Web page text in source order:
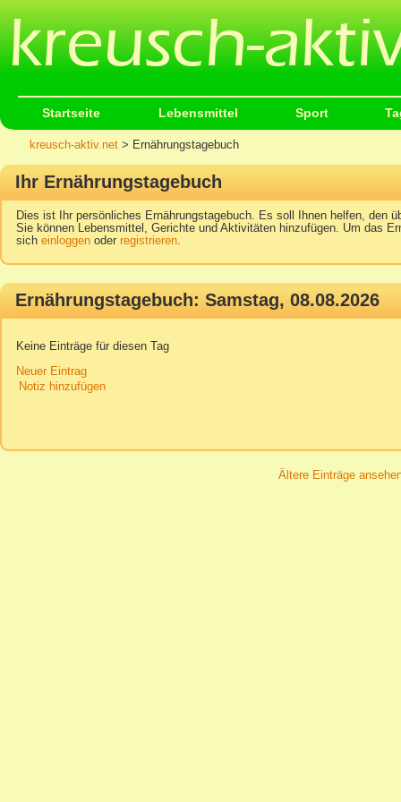
Startseite Lebensmittel Sport
kreusch-aktiv.net > Ernährungstagebuch
Ihr Ernährungstagebuch
Dies ist Ihr persönliches Ernährungstagebuch. Es soll Ihnen helfen, den
Sie können Lebensmittel, Gerichte und Aktivitäten hinzufügen. Um das
sich einloggen oder registrieren.
Ernährungstagebuch: Samstag, 08.08.2026
Keine Einträge für diesen Tag
Neuer Eintrag
Notiz hinzufügen
Ältere Einträge